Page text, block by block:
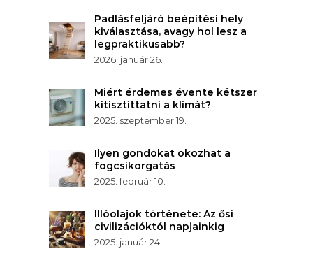
Padlásfeljáró beépítési hely
kiválasztása, avagy hol lesz a
legpraktikusabb?
2026. január 26.
Miért érdemes évente kétszer
kitisztíttatni a klímát?
2025. szeptember 19.
Ilyen gondokat okozhat a
fogcsikorgatás
2025. február 10.
Illóolajok története: Az ősi
civilizációktól napjainkig
2025. január 24.